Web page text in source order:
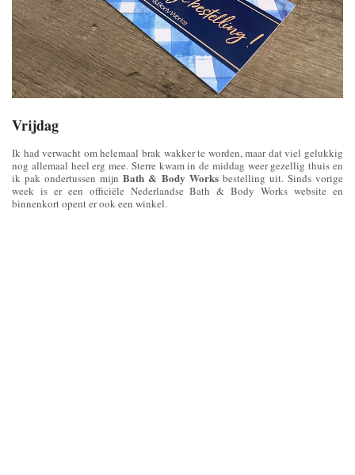
Vrijdag
Ik had verwacht om helemaal brak wakker te worden, maar dat viel gelukkig
nog allemaal heel erg mee. Sterre kwam in de middag weer gezellig thuis en
ik pak ondertussen mijnBath & Body Works bestelling uit. Sinds vorige
week is er een officiële Nederlandse Bath & Body Works website en
binnenkort opent er ook een winkel.